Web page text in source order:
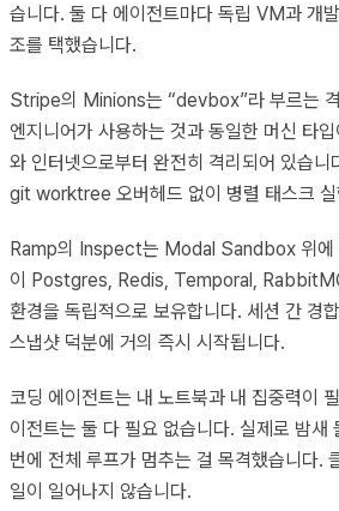
습니다. 둘 다 에이전트마다 독립 VM과 개
조를 택했습니다.
Stripe의 Minions는 “devbox”라 부르는
엔지니어가 사용하는 것과 동일한 머신 타
와 인터넷으로부터 완전히 격리되어 있습
git worktree 오버헤드 없이 병렬 태스크 실
Ramp의 Inspect는 Modal Sandbox 위에
이 Postgres, Redis, Temporal,
환경을 독립적으로 보유합니다. 세션 간 경
스냅샷 덕분에 거의 즉시 시작됩니다.
코딩 에이전트는 내 노트북과 내 집중력이
이전트는 둘 다 필요 없습니다. 실제로 밤새
번에 전체 루프가 멈추는 걸 목격했습니다.
일이 일어나지 않습니다.